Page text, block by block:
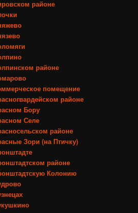
районе
районе
помещение
районе
Бору
Селе
районе
Зори (на Птичку)
районе
Колонию